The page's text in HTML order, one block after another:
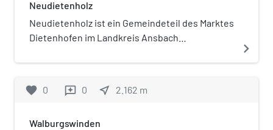
Neudietenholz
Neudietenholz ist ein Gemeindeteil des Marktes
Dietenhofen im Landkreis Ansbach
navigate_next
favorite 0 reviews 0 near_me 2.162 m
Walburgswinden